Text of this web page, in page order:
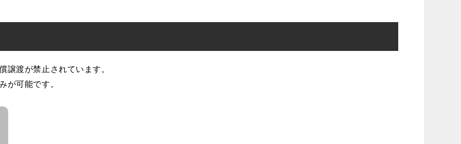
渡が禁止されています。
可能です。